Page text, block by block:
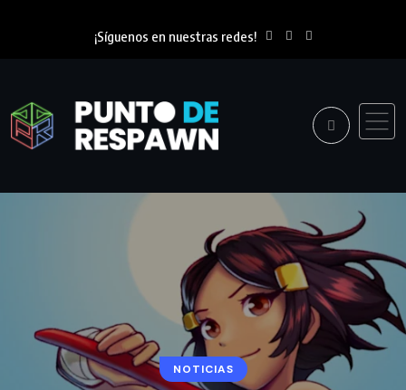
¡Síguenos en nuestras redes!
NOTICIAS